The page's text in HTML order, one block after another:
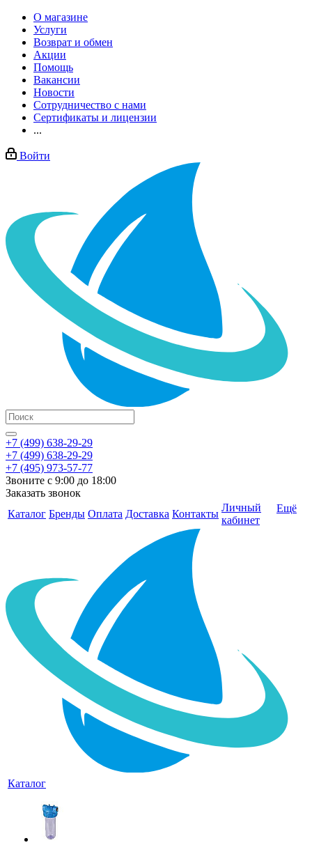
О магазине
Услуги
Возврат и обмен
Акции
Помощь
Вакансии
Новости
Сотрудничество с нами
Сертификаты и лицензии
...
Войти
+7 (499) 638-29-29
+7 (499) 638-29-29
+7 (495) 973-57-77
Звоните с 9:00 до 18:00
Заказать звонок
Каталог Бренды Оплата Доставка Контакты
Личный
кабинет
Ещё
Каталог